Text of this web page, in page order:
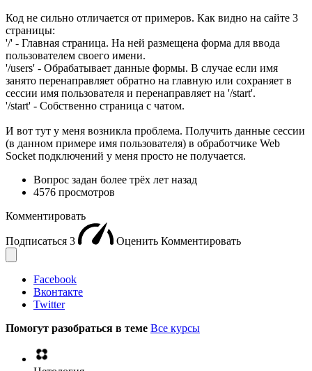
Код не сильно отличается от примеров. Как видно на сайте 3
страницы:
'/' - Главная страница. На ней размещена форма для ввода
пользователем своего имени.
'/users' - Обрабатывает данные формы. В случае если имя
занято перенаправляет обратно на главную или сохраняет в
сессии имя пользователя и перенаправляет на '/start'.
'/start' - Собственно страница с чатом.
И вот тут у меня возникла проблема. Получить данные сессии
(в данном примере имя пользователя) в обработчике Web
Socket подключений у меня просто не получается.
Вопрос задан более трёх лет назад
4576 просмотров
Комментировать
Подписаться 3 Оценить Комментировать
Facebook
Вконтакте
Twitter
Помогут разобраться в теме Все курсы